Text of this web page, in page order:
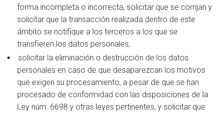
forma incompleta o incorrecta, solicitar que se corrijan y
solicitar que la transacción realizada dentro de este
ámbito se notifique a los terceros a los que se
transfieren los datos personales,
solicitar la eliminación o destrucción de los datos
personales en caso de que desaparezcan los motivos
que exigen su procesamiento, a pesar de que se han
procesado de conformidad con las disposiciones de la
Ley núm. 6698 y otras leyes pertinentes, y solicitar que